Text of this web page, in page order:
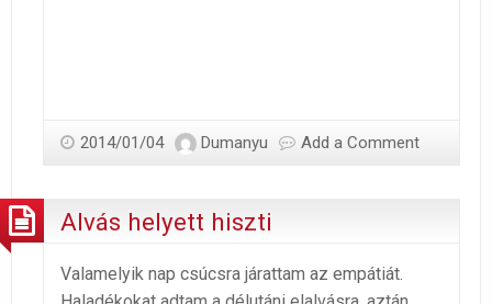
2014/01/04 Dumanyu Add a Comment
Alvás helyett hiszti
Valamelyik nap csúcsra járattam az empátiát.